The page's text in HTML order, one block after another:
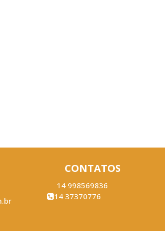
CONTATOS
14 998569836
14 37370776